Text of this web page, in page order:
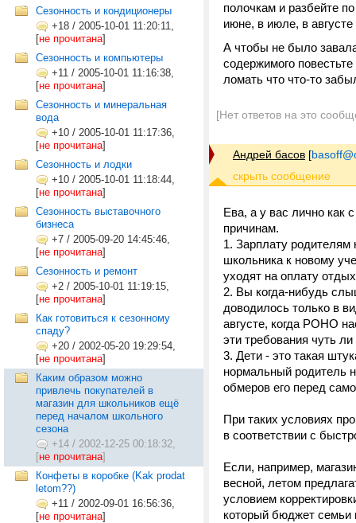
Сезонность и кондиционеры
+18 / 2005-10-01 11:20:11,
[не прочитана]
Сезонность и компьютеры
+11 / 2005-10-01 11:16:38,
[не прочитана]
Сезонность и минеральная
вода
+10 / 2005-10-01 11:17:36,
[не прочитана]
Сезонность и лодки
+10 / 2005-10-01 11:18:44,
[не прочитана]
Сезонность выставочного
бизнеса
+7 / 2005-09-20 14:45:46,
[не прочитана]
Сезонность и ремонт
+2 / 2005-10-01 11:19:15,
[не прочитана]
Как готовиться к сезонному
спаду?
+20 / 2002-05-20 19:29:54,
[не прочитана]
Каким образом можно
привлечь покупателей в
магазин для школьников ещё
перед началом школьного
сезона
+14 / 2002-12-25 00:18:32,
[не прочитана]
Конфеты в коробке (Kak prodat
letom??)
+11 / 2002-09-01 16:56:36,
[не прочитана]
полочкам и разбейте
июне, в июле, в
А чтобы не было
содержимого
ломать что что-то
[Нет ответов на это
Андрей басов [
Ева, а у вас лично как
причинам.
1. Зарплату родителям
школьника к новому
уходят на оплату
2. Вы когда-нибудь
доводилось только в
августе, когда РОНО
эти требования чуть
3. Дети - это такая
нормальный родитель
обмеров его перед
При таких условиях
в соответствии с
Если, например,
весной, летом
условием
который бюджет семьи